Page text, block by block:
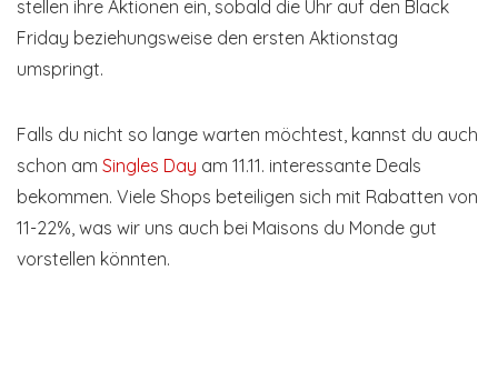
stellen ihre Aktionen ein, sobald die Uhr auf den Black
Friday beziehungsweise den ersten Aktionstag
umspringt.
Falls du nicht so lange warten möchtest, kannst du auch
schon am Singles Day am 11.11. interessante Deals
bekommen. Viele Shops beteiligen sich mit Rabatten von
11-22%, was wir uns auch bei Maisons du Monde gut
vorstellen könnten.